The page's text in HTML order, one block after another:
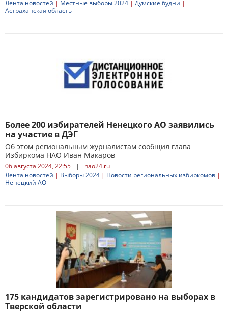
Лента новостей | Местные выборы 2024 | Думские будни |
Астраханская область
Более 200 избирателей Ненецкого АО заявились
на участие в ДЭГ
Об этом региональным журналистам сообщил глава
Избиркома НАО Иван Макаров
06 августа 2024, 22:55 |
nao24.ru
Лента новостей | Выборы 2024 | Новости региональных избиркомов |
Ненецкий АО
175 кандидатов зарегистрировано на выборах в
Тверской области